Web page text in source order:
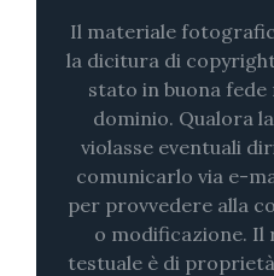
Il materiale
la dicitura di
stato in buona
dominio. Qualora
violasse eventuali
comunicarlo via e-
per provvedere alla
o modificazione. Il
testuale è di